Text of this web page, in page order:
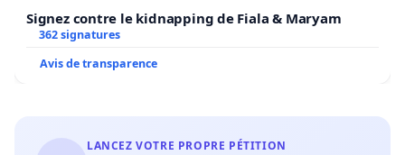
Signez contre le kidnapping de Fiala & Maryam
362 signatures
Avis de transparence
LANCEZ VOTRE PROPRE PÉTITION